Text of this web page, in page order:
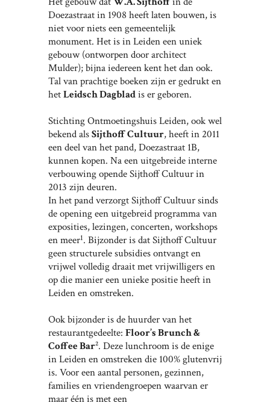
Doezastraat in 1908 heeft laten bouwen, is
niet voor niets een gemeentelijk
monument. Het is in Leiden een uniek
gebouw (ontworpen door architect
Mulder); bijna iedereen kent het dan ook.
Tal van prachtige boeken zijn er gedrukt en
hetLeidsch Dagbladis er geboren.
Stichting Ontmoetingshuis Leiden, ook wel
bekend alsSijthoff Cultuur, heeft in 2011
een deel van het pand, Doezastraat 1B,
kunnen kopen. Na een uitgebreide interne
verbouwing opende Sijthoff Cultuur in
2013 zijn deuren.
In het pand verzorgt Sijthoff Cultuur sinds
de opening een uitgebreid programma van
exposities, lezingen, concerten, workshops
en meer1. Bijzonder is dat Sijthoff Cultuur
geen structurele subsidies ontvangt en
vrijwel volledig draait met vrijwilligers en
op die manier een unieke positie heeft in
Leiden en omstreken.
Ook bijzonder is de huurder van het
restaurantgedeelte: Floor’s Brunch &
Coffee Bar². Deze lunchroom is de enige
in Leiden en omstreken die 100% glutenvrij
is. Voor een aantal personen, gezinnen,
families en vriendengroepen waarvan er
maar één is met een